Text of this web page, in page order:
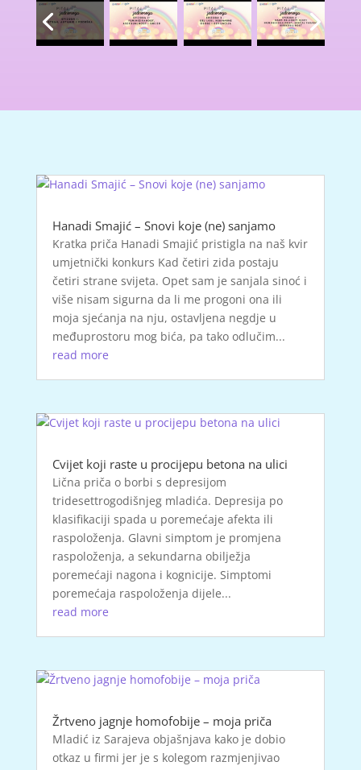
Hanadi Smajić – Snovi koje (ne) sanjamo
Kratka priča Hanadi Smajić pristigla na naš kvir
umjetnički konkurs Kad četiri zida postaju
četiri strane svijeta. Opet sam je sanjala sinoć i
više nisam sigurna da li me progoni ona ili
moja sjećanja na nju, ostavljena negdje u
međuprostoru mog bića, pa tako odlučim...
read more
Cvijet koji raste u procijepu betona na ulici
Lična priča o borbi s depresijom
tridesettrogodišnjeg mladića. Depresija po
klasifikaciji spada u poremećaje afekta ili
raspoloženja. Glavni simptom je promjena
raspoloženja, a sekundarna obilježja
poremećaji nagona i kognicije. Simptomi
poremećaja raspoloženja dijele...
read more
Žrtveno jagnje homofobije – moja priča
Mladić iz Sarajeva objašnjava kako je dobio
otkaz u firmi jer je s kolegom razmjenjivao